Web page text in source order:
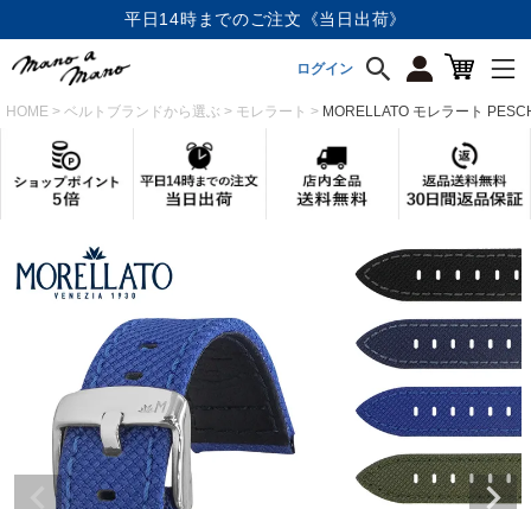
店内全品《送料無料》
ログイン
HOME ベルトブランドから選ぶ モレラート MORELLATO モレラート